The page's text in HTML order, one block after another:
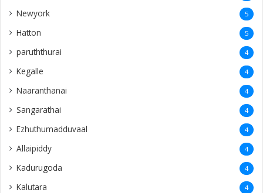
Newyork 5
Hatton 5
paruththurai 4
Kegalle 4
Naaranthanai 4
Sangarathai 4
Ezhuthumadduvaal 4
Allaipiddy 4
Kadurugoda 4
Kalutara 4